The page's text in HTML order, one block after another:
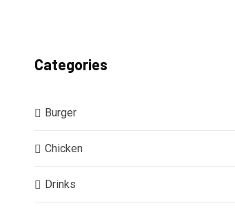
Categories
Burger
Chicken
Drinks